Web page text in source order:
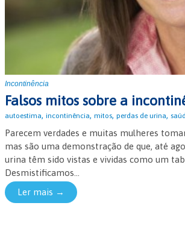
Incontinência
Falsos mitos sobre a
autoestima, incontinência, mitos, perdas de urina,
Parecem verdades e muitas mulheres
mas são uma demonstração de que, até
urina têm sido vistas e vividas como um
Desmistificamos...
Ler mais →